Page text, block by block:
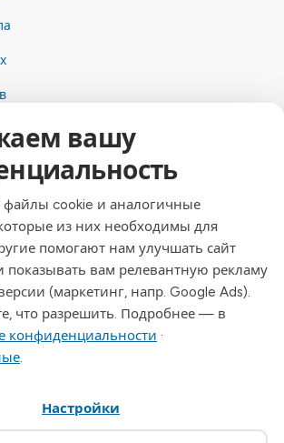
09577 Niederwiesa
560
вашу
cookie и аналогичные
из них необходимы для
помогают нам улучшать сайт
показывать вам релевантную рекламу
(маркетинг, напр. Google Ads).
что разрешить. Подробнее — в
конфиденциальности ·
.
Настройки